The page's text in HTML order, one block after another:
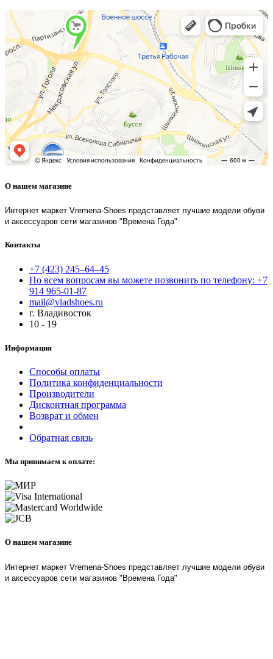
О нашем магазине
Интернет маркет Vremena-Shoes представляет лучшие модели обуви
и аксессуаров сети магазинов "Времена Года"
Контакты
+7 (423) 245–64–45
По всем вопросам вы можете позвонить по телефону: +7
914 965-01-87
mail@vladshoes.ru
г. Владивосток
10 - 19
Информация
Способы оплаты
Политика конфиденциальности
Производители
Дисконтная программа
Возврат и обмен
Обратная связь
Мы принимаем к оплате:
О нашем магазине
Интернет маркет Vremena-Shoes представляет лучшие модели обуви
и аксессуаров сети магазинов "Времена Года"